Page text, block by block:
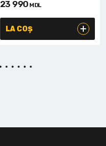
23 990 MDL
LA COȘ